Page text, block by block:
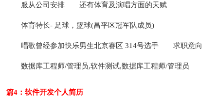
服从公司安排 还有体育及演唱方面的天赋
体育特长- 足球，篮球(昌平区冠军队成员)
唱歌曾经参加快乐男生北京赛区 314号选手 求职意向
数据库工程师/管理员,软件测试,数据库工程师/管理员
篇4：软件开发个人简历